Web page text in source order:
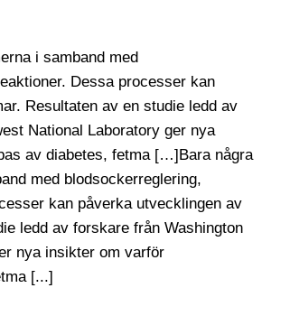
i samband med
Dessa processer kan
Resultaten av en studie ledd av
National Laboratory ger nya
av diabetes, fetma […]Bara några
med blodsockerreglering,
kan påverka utvecklingen av
ledd av forskare från Washington
nya insikter om varför
[...]